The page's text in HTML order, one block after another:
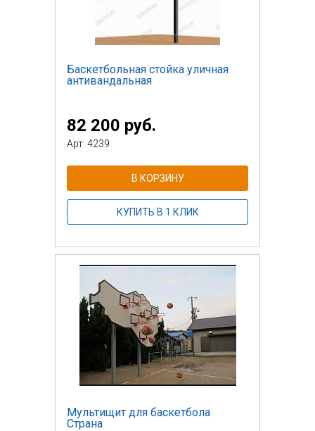
Баскетбольная стойка уличная
антивандальная
82 200 руб.
Арт: 4239
В КОРЗИНУ
КУПИТЬ В 1 КЛИК
Мультищит для баскетбола
Страна